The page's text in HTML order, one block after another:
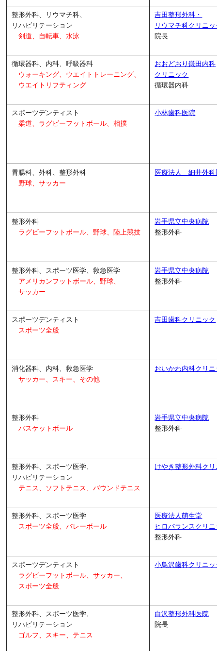
整形外科、リウマチ科、
リハビリテーション
剣道、自転車、水泳
吉田整形外科・
リウマチ科クリニ
院長
循環器科、内科、呼吸器科
ウォーキング、 ウエイトトレーニング、
ウエイトリフティング
おおどおり鎌田内科
クリニック
循環器内科
スポーツデンティスト
柔道、ラグビーフットボール、相撲
小林歯科医院
胃腸科、外科、整形外科
野球、サッカー
医療法人 細井外科
整形外科
ラグビーフットボール、野球、陸上競技
岩手県立中央病院
整形外科
整形外科、スポーツ医学、救急医学
アメリカンフットボール、野球、
サッカー
岩手県立中央病院
整形外科
スポーツデンティスト
スポーツ全般
吉田歯科クリニック
消化器科、内科、救急医学
サッカー、スキー、その他
おいかわ内科クリ
整形外科
バスケットボール
岩手県立中央病院
整形外科
整形外科、スポーツ医学、
リハビリテーション
テニス、ソフトテニス、バウンドテニス
けやき整形外科ク
整形外科、スポーツ医学
スポーツ全般、バレーボール
医療法人萌生堂
ヒロバランスクリ
整形外科
スポーツデンティスト
ラグビーフットボール、サッカー、
スポーツ全般
小鳥沢歯科クリニッ
整形外科、スポーツ医学、
リハビリテーション
ゴルフ、スキー、テニス
白沢整形外科医院
院長